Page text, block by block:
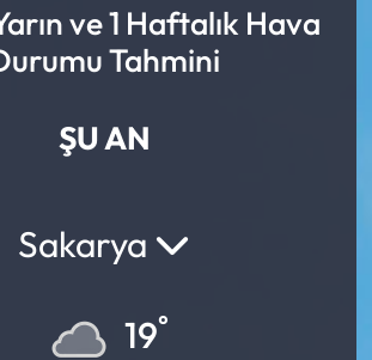
ve 1 Haftalık Hava
Tahmini
ŞU AN
Sakarya
19°